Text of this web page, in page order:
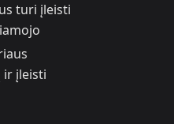
turi įleisti
ir įleisti